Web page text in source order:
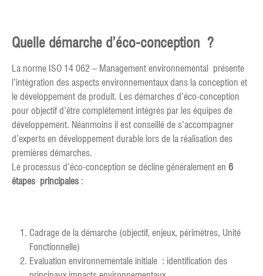
Quelle démarche d’éco-conception ?
La norme ISO 14 062 – Management environnemental présente
l’intégration des aspects environnementaux dans la conception et
le développement de produit. Les démarches d’éco-conception
pour objectif d’être complétement intégrés par les équipes de
développement. Néanmoins il est conseillé de s’accompagner
d’experts en développement durable lors de la réalisation des
premières démarches.
Le processus d’éco-conception se décline généralement en 6
étapes principales :
Cadrage de la démarche (objectif, enjeux, périmètres, Unité
Fonctionnelle)
Evaluation environnementale initiale : identification des